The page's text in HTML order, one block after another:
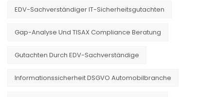
EDV-Sachverständiger IT-Sicherheitsgutachten
Gap-Analyse Und TISAX Compliance Beratung
Gutachten Durch EDV-Sachverständige
Informationssicherheit DSGVO Automobilbranche